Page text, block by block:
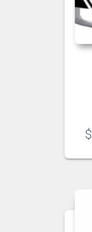
$